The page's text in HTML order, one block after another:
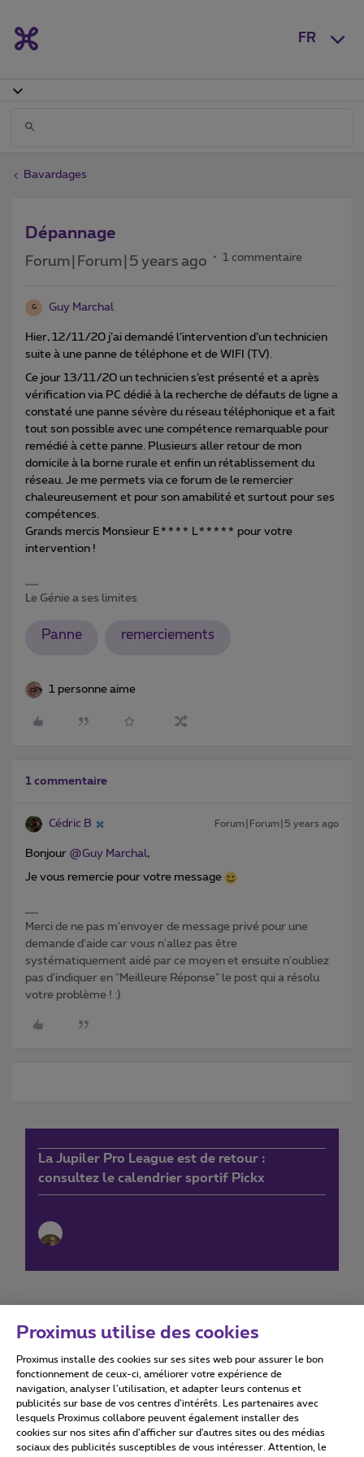
FR
Bavardages
Dépannage
Forum|Forum|5 years ago 1 commentaire
G Guy Marchal
Hier, 12/11/20 j’ai demandé l’intervention d’un technicien
suite à une panne de téléphone et de WIFI (TV).
Ce jour 13/11/20 un technicien s’est présenté et a après
vérification via PC dédié à la recherche de défauts de ligne a
constaté une panne sévère du réseau téléphonique et a fait
tout son possible avec une compétence remarquable pour
remédié à cette panne. Plusieurs aller retour de mon
domicile à la borne rurale et enfin un rétablissement du
réseau. Je me permets via ce forum de le remercier
chaleureusement et pour son amabilité et surtout pour ses
compétences.
Grands mercis Monsieur E**** L***** pour votre
intervention !
Le Génie a ses limites
Panne remerciements
1 personne aime
1 commentaire
Cédric B Forum|Forum|5 years ago
Bonjour @Guy Marchal,
Je vous remercie pour votre message
Merci de ne pas m'envoyer de message privé pour une
demande d'aide car vous n'allez pas être
systématiquement aidé par ce moyen et ensuite n'oubliez
pas d'indiquer en "Meilleure Réponse" le post qui a résolu
votre problème ! :)
La Jupiler Pro League est de retour :
consultez le calendrier sportif Pickx
Conditions d'utilisation Accessibility statement
Proximus utilise des cookies
Proximus installe des cookies sur ses sites web pour assurer le bon
fonctionnement de ceux-ci, améliorer votre expérience de
navigation, analyser l’utilisation, et adapter leurs contenus et
publicités sur base de vos centres d’intérêts. Les partenaires avec
lesquels Proximus collabore peuvent également installer des
cookies sur nos sites afin d’afficher sur d'autres sites ou des médias
sociaux des publicités susceptibles de vous intéresser. Attention, le